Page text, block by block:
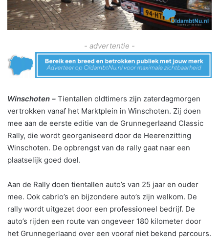
- advertentie -
Winschoten – Tientallen oldtimers zijn zaterdagmorgen
vertrokken vanaf het Marktplein in Winschoten. Zij doen
mee aan de eerste editie van de Grunnegerlaand Classic
Rally, die wordt georganiseerd door de Heerenzitting
Winschoten. De opbrengst van de rally gaat naar een
plaatselijk goed doel.
Aan de Rally doen tientallen auto’s van 25 jaar en ouder
mee. Ook cabrio’s en bijzondere auto’s zijn welkom. De
rally wordt uitgezet door een professioneel bedrijf. De
auto’s rijden een route van ongeveer 180 kilometer door
het Grunnegerlaand over een vooraf niet bekend parcours.